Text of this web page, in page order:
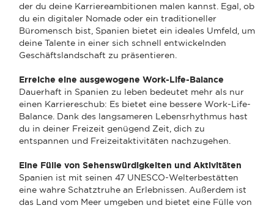
der du deine Karriereambitionen malen kannst. Egal, ob
du ein digitaler Nomade oder ein traditioneller
Büromensch bist, Spanien bietet ein ideales Umfeld, um
deine Talente in einer sich schnell entwickelnden
Geschäftslandschaft zu präsentieren.
Erreiche eine ausgewogene Work-Life-Balance
Dauerhaft in Spanien zu leben bedeutet mehr als nur
einen Karriereschub: Es bietet eine bessere Work-Life-
Balance. Dank des langsameren Lebensrhythmus hast
du in deiner Freizeit genügend Zeit, dich zu
entspannen und Freizeitaktivitäten nachzugehen.
Eine Fülle von Sehenswürdigkeiten und Aktivitäten
Spanien ist mit seinen 47 UNESCO-Welterbestätten
eine wahre Schatztruhe an Erlebnissen. Außerdem ist
das Land vom Meer umgeben und bietet eine Fülle von